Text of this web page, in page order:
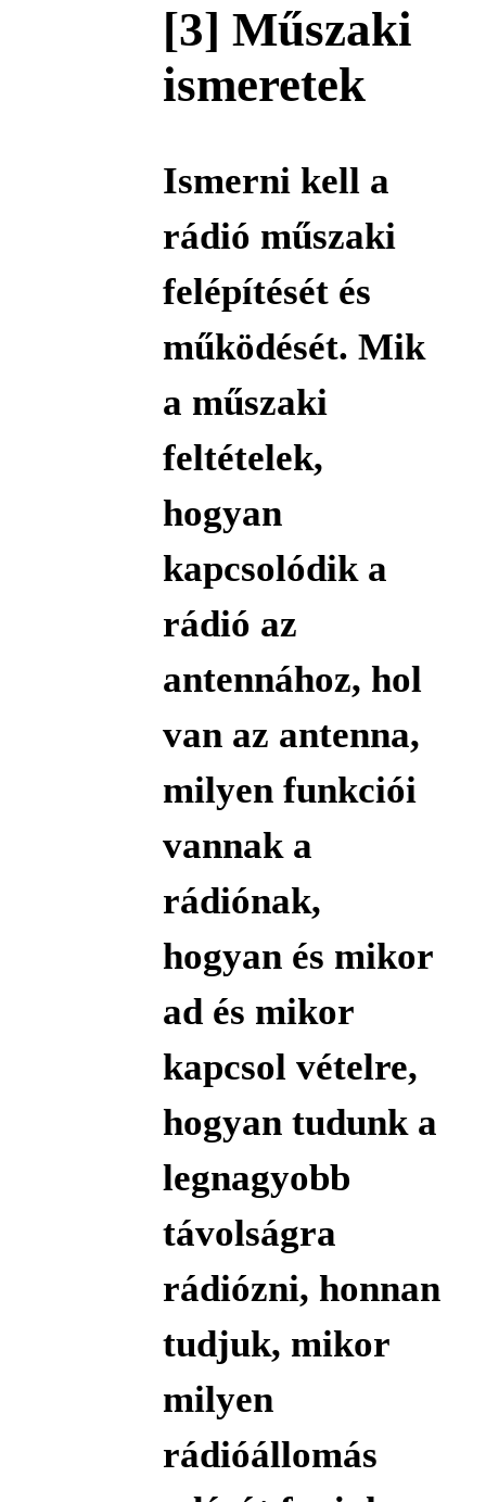
[3] Műszaki
ismeretek
Ismerni kell a
rádió műszaki
felépítését és
működését. Mik
a műszaki
feltételek,
hogyan
kapcsolódik a
rádió az
antennához, hol
van az antenna,
milyen funkciói
vannak a
rádiónak,
hogyan és mikor
ad és mikor
kapcsol vételre,
hogyan tudunk a
legnagyobb
távolságra
rádiózni, honnan
tudjuk, mikor
milyen
rádióállomás